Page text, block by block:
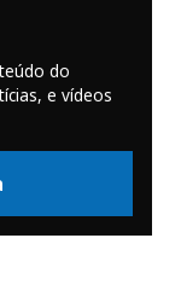
do
e vídeos